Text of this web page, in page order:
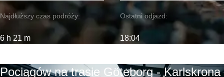
Najdłuższy czas podróży:
6 h 21 m
Ostatni odjazd:
18:04
Pociągów na trasie Göteborg - Karlskrona